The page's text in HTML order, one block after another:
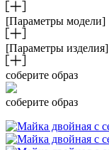
[Параметры модели]
[Параметры изделия]
соберите образ
соберите образ